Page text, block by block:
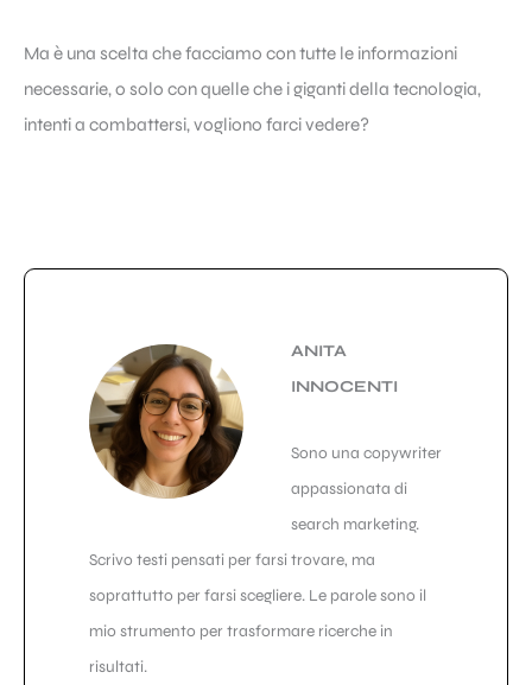
Ma è una scelta che facciamo con tutte le informazioni
necessarie, o solo con quelle che i giganti della tecnologia,
intenti a combattersi, vogliono farci vedere?
ANITA
INNOCENTI
Sono una copywriter
appassionata di
search marketing.
Scrivo testi pensati per farsi trovare, ma
soprattutto per farsi scegliere. Le parole sono il
mio strumento per trasformare ricerche in
risultati.